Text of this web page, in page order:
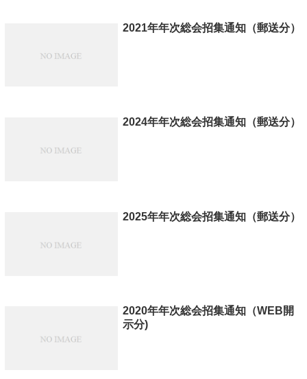
2021年年次総会招集通知（郵送分）
2024年年次総会招集通知（郵送分）
2025年年次総会招集通知（郵送分）
2020年年次総会招集通知（WEB開
示分)